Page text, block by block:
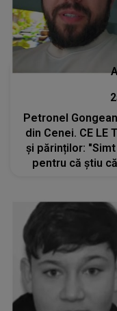
Petronel
din Cenei. CE LE
și părinților:
pentru că știu